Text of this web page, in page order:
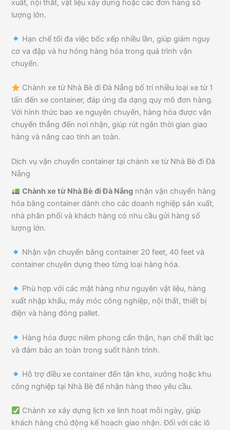
xuất, nội thất, vật liệu xây dựng hoặc các đơn hàng số
lượng lớn.
Hạn chế tối đa việc bốc xếp nhiều lần, giúp giảm nguy
cơ va đập và hư hỏng hàng hóa trong quá trình vận
chuyển.
Chành xe từ Nhà Bè đi Đà Nẵng bố trí nhiều loại xe từ 1
tấn đến xe container, đáp ứng đa dạng quy mô đơn hàng.
Với hình thức bao xe nguyên chuyến, hàng hóa được vận
chuyển thẳng đến nơi nhận, giúp rút ngắn thời gian giao
hàng và nâng cao tính an toàn.
Dịch vụ vận chuyển container tại chành xe từ Nhà Bè đi Đà
Nẵng
Chành xe từ Nhà Bè đi Đà Nẵng nhận vận chuyển hàng
hóa bằng container dành cho các doanh nghiệp sản xuất,
nhà phân phối và khách hàng có nhu cầu gửi hàng số
lượng lớn.
Nhận vận chuyển bằng container 20 feet, 40 feet và
container chuyên dụng theo từng loại hàng hóa.
Phù hợp với các mặt hàng như nguyên vật liệu, hàng
xuất nhập khẩu, máy móc công nghiệp, nội thất, thiết bị
điện và hàng đóng pallet.
Hàng hóa được niêm phong cẩn thận, hạn chế thất lạc
và đảm bảo an toàn trong suốt hành trình.
Hỗ trợ điều xe container đến tận kho, xưởng hoặc khu
công nghiệp tại Nhà Bè để nhận hàng theo yêu cầu.
Chành xe xây dựng lịch xe linh hoạt mỗi ngày, giúp
khách hàng chủ động kế hoạch giao nhận. Đối với các lô